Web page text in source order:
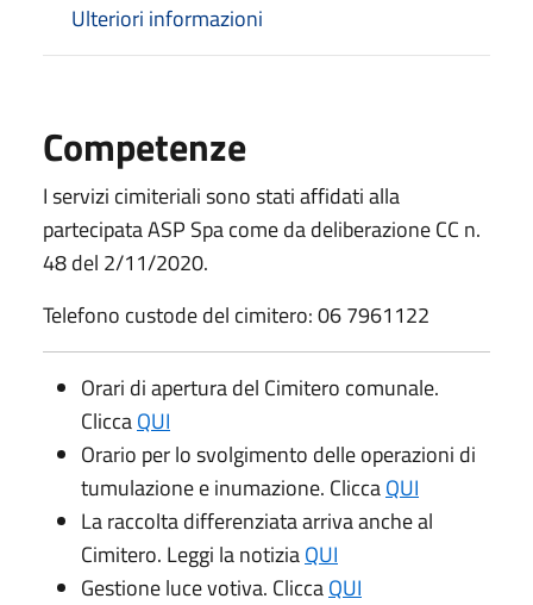
Ulteriori informazioni
Competenze
I servizi cimiteriali sono stati affidati alla
partecipata ASP Spa come da deliberazione CC n.
48 del 2/11/2020.
Telefono custode del cimitero: 06 7961122
Orari di apertura del Cimitero comunale.
CliccaQUI
Orario per lo svolgimento delle operazioni di
tumulazione e inumazione. CliccaQUI
La raccolta differenziata arriva anche al
Cimitero. Leggi la notiziaQUI
Gestione luce votiva. CliccaQUI